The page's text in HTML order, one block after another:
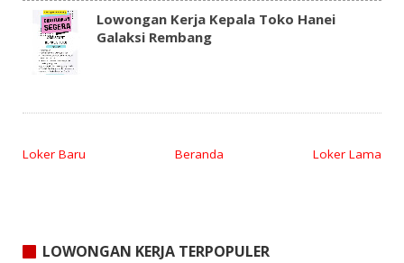
Lowongan Kerja Kepala Toko Hanei
Galaksi Rembang
Loker Baru Loker Lama
Beranda
LOWONGAN KERJA TERPOPULER